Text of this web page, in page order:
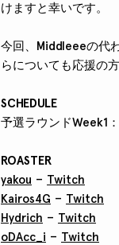
けますと幸いです。
今回、Middleeeの代
らについても応援の
SCHEDULE
予選ラウンドWeek1
ROASTER
yakou – Twitch
Kairos4G – Twitch
Hydrich – Twitch
oDAcc_i – Twitch